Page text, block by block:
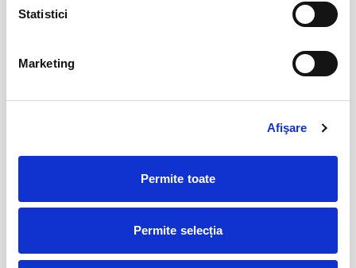
Statistici
Marketing
Afişare
Permite toate
Permite selecția
BILETE
13
oct
BILETE